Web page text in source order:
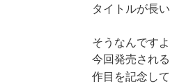
タイトルが長
そうなんですよ
今回発売され
作目を記念し